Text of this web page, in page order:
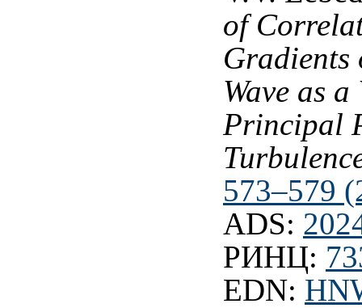
of
Gradients
Wave as
Principal
573–579
ADS:
РИНЦ:
EDN: